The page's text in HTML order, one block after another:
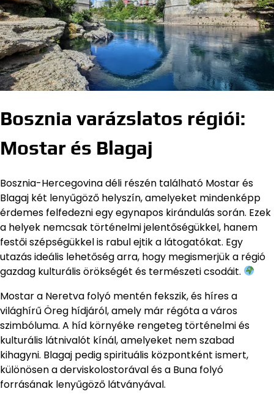
Bosznia varázslatos régiói:
Mostar és Blagaj
Bosznia-Hercegovina déli részén található Mostar és
Blagaj két lenyűgöző helyszín, amelyeket mindenképp
érdemes felfedezni egy egynapos kirándulás során. Ezek
a helyek nemcsak történelmi jelentőségükkel, hanem
festői szépségükkel is rabul ejtik a látogatókat. Egy
utazás ideális lehetőség arra, hogy megismerjük a régió
gazdag kulturális örökségét és természeti csodáit.
Mostar a Neretva folyó mentén fekszik, és híres a
világhírű Öreg hídjáról, amely már régóta a város
szimbóluma. A híd környéke rengeteg történelmi és
kulturális látnivalót kínál, amelyeket nem szabad
kihagyni. Blagaj pedig spirituális központként ismert,
különösen a derviskolostorával és a Buna folyó
forrásának lenyűgöző látványával.